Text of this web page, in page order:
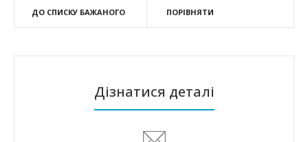
ДО СПИСКУ БАЖАНОГО ПОРІВНЯТИ
Дізнатися деталі